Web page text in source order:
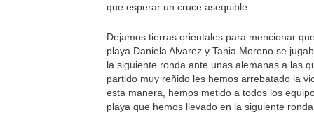
que esperar un cruce asequible.
Dejamos tierras orientales para mencionar
playa Daniela Alvarez y Tania Moreno se
la siguiente ronda ante unas alemanas a las
partido muy reñido les hemos arrebatado la
esta manera, hemos metido a todos los
playa que hemos llevado en la siguiente